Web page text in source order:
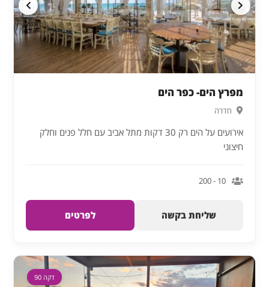
מפרץ הים- כפר הים
חדרה
אירועים על הים רק 30 דקות מתל אביב עם חלל פנים וחלק
חיצוני
10 - 200
שליחת בקשה לפרטים
דקה 90